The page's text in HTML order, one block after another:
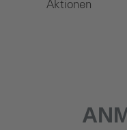
Aktionen